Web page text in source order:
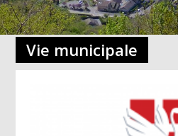
Vie municipale